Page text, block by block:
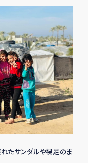
たサンダルや裸足のま